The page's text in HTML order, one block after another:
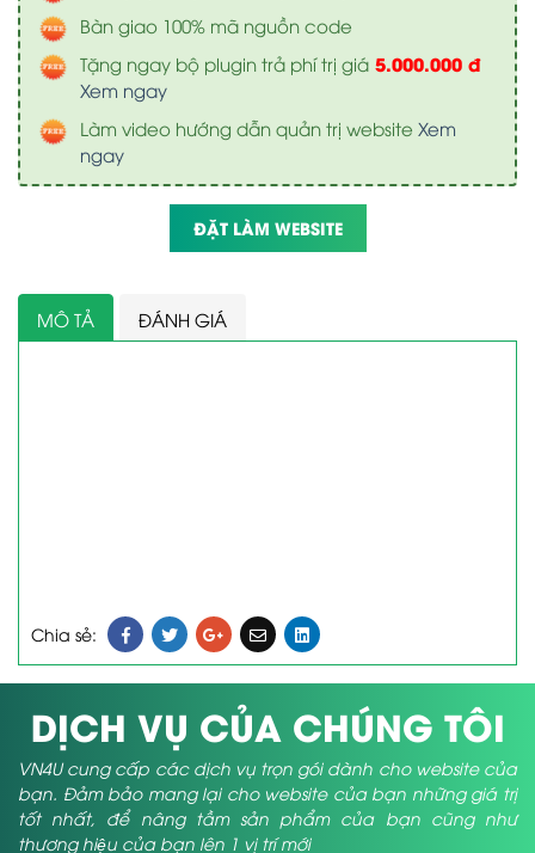
Bàn giao 100% mã nguồn code
Tặng ngay bộ plugin trả phí trị giá 5.000.000 đ
Xem ngay
Làm video hướng dẫn quản trị website Xem
ngay
ĐẶT LÀM WEBSITE
MÔ TẢ ĐÁNH GIÁ
Chia sẻ:
DỊCH VỤ CỦA CHÚNG TÔI
VN4U cung cấp các dịch vụ trọn gói dành cho website của
bạn. Đảm bảo mang lại cho website của bạn những giá trị
tốt nhất, để nâng tầm sản phẩm của bạn cũng như
thương hiệu của bạn lên 1 vị trí mới